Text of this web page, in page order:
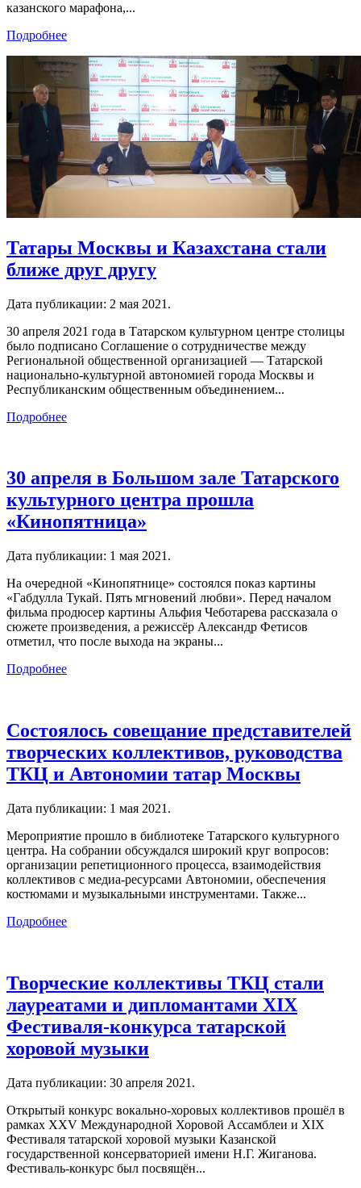
казанского марафона,...
Подробнее
Татары Москвы и Казахстана стали
ближе друг другу
Дата публикации: 2 мая 2021 .
30 апреля 2021 года в Татарском культурном центре столицы
было подписано Соглашение о сотрудничестве между
Региональной общественной организацией — Татарской
национально-культурной автономией города Москвы и
Республиканским общественным объединением...
Подробнее
30 апреля в Большом зале Татарского
культурного центра прошла
«Кинопятница»
Дата публикации: 1 мая 2021 .
На очередной «Кинопятнице» состоялся показ картины
«Габдулла Тукай. Пять мгновений любви». Перед началом
фильма продюсер картины Альфия Чеботарева рассказала о
сюжете произведения, а режиссёр Александр Фетисов
отметил, что после выхода на экраны...
Подробнее
Состоялось совещание представителей
творческих коллективов, руководства
ТКЦ и Автономии татар Москвы
Дата публикации: 1 мая 2021 .
Мероприятие прошло в библиотеке Татарского культурного
центра. На собрании обсуждался широкий круг вопросов:
организации репетиционного процесса, взаимодействия
коллективов с медиа-ресурсами Автономии, обеспечения
костюмами и музыкальными инструментами. Также...
Подробнее
Творческие коллективы ТКЦ стали
лауреатами и дипломантами XIX
Фестиваля-конкурса татарской
хоровой музыки
Дата публикации: 30 апреля 2021 .
Открытый конкурс вокально-хоровых коллективов прошёл в
рамках XXV Международной Хоровой Ассамблеи и XIX
Фестиваля татарской хоровой музыки Казанской
государственной консерваторией имени Н.Г. Жиганова.
Фестиваль-конкурс был посвящён...